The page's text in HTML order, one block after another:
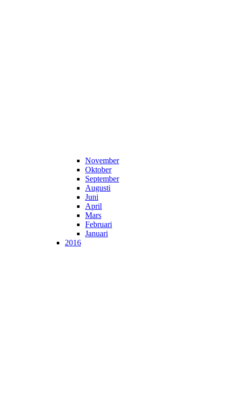
November
Oktober
September
Augusti
Juni
April
Mars
Februari
Januari
2016